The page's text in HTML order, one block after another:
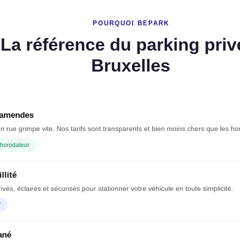
POURQUOI BEPARK
La référence du parking
Bruxelles
rue grimpe vite. Nos tarifs sont transparents et bien moins chers que les
éclairés et sécurisés pour stationner votre véhicule en toute simplicité.